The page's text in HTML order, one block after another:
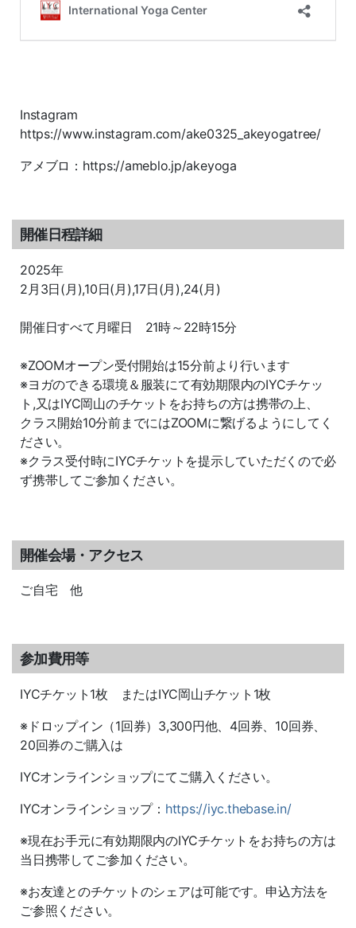
Instagram
https://www.instagram.com/ake0325_akeyogatree/
アメブロ：https://ameblo.jp/akeyoga
開催日程詳細
2025年
2月3日(月),10日(月),17日(月),24(月)
開催日すべて月曜日 21時～22時15分
※ZOOMオープン受付開始は15分前より行います
※ヨガのできる環境＆服装にて有効期限内のIYCチケッ
ト,又はIYC岡山のチケットをお持ちの方は携帯の上、
クラス開始10分前までにはZOOMに繋げるようにしてく
ださい。
※クラス受付時にIYCチケットを提示していただくので必
ず携帯してご参加ください。
開催会場・アクセス
ご自宅 他
参加費用等
IYCチケット1枚 またはIYC岡山チケット1枚
※ドロップイン（1回券）3,300円他、4回券、10回券、
20回券のご購入は
IYCオンラインショップにてご購入ください。
IYCオンラインショップ： https://iyc.thebase.in/
※現在お手元に有効期限内のIYCチケットをお持ちの方は
当日携帯してご参加ください。
※お友達とのチケットのシェアは可能です。申込方法を
ご参照ください。